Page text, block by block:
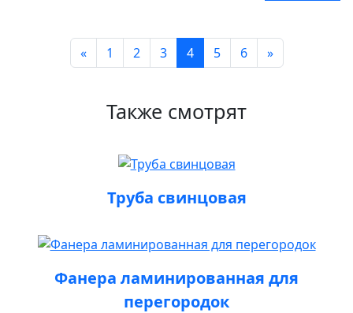
« 1 2 3 4 5 6 »
Также смотрят
Труба свинцовая
Фанера ламинированная для
перегородок